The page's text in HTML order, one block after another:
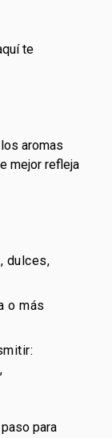
te
aromas
mejor refleja
dulces,
o más
para